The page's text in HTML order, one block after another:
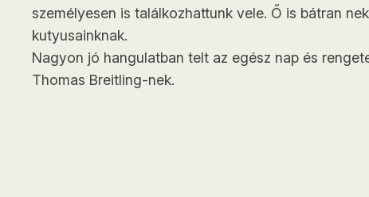
személyesen is találkozhattunk vele. Ő is bátran
kutyusainknak.
Nagyon jó hangulatban telt az egész nap és
Thomas Breitling-nek.